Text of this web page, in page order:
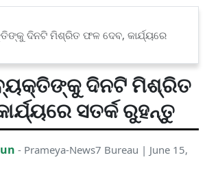
ଦିନଟି ମିଶ୍ରିତ ଫଳ ଦେବ, କାର୍ଯ୍ୟରେ
ବ୍ୟକ୍ତିଙ୍କୁ ଦିନଟି ମିଶ୍ରିତ
ସତର୍କ ରୁହନ୍ତୁ
- Prameya-News7 Bureau | June 15,